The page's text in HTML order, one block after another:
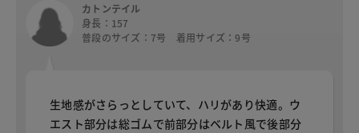
カトンテイル
身長：157
普段のサイズ：7号 着用サイズ：9号
生地感がさらっとしていて、ハリがあり快適。ウ
エスト部分は総ゴムで前部分はベルト風で後部分